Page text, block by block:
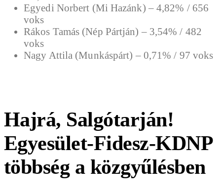
Egyedi Norbert (Mi Hazánk) – 4,82% / 656
voks
Rákos Tamás (Nép Pártján) – 3,54% / 482
voks
Nagy Attila (Munkáspárt) – 0,71% / 97 voks
Hajrá, Salgótarján!
Egyesület-Fidesz-KDNP
többség a közgyűlésben